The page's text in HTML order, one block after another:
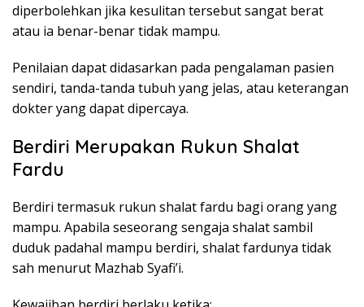
diperbolehkan jika kesulitan tersebut sangat berat
atau ia benar-benar tidak mampu.
Penilaian dapat didasarkan pada pengalaman pasien
sendiri, tanda-tanda tubuh yang jelas, atau keterangan
dokter yang dapat dipercaya.
Berdiri Merupakan Rukun Shalat
Fardu
Berdiri termasuk rukun shalat fardu bagi orang yang
mampu. Apabila seseorang sengaja shalat sambil
duduk padahal mampu berdiri, shalat fardunya tidak
sah menurut Mazhab Syafi’i.